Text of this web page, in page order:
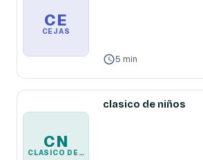
CE
CEJAS
5 min
CN
CLASICO DE NIÑOS
clasico de niños